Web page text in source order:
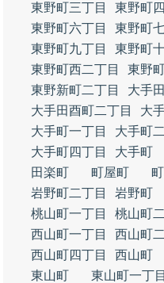
東野町三丁目
東野町
東野町六丁目
東野町
東野町九丁目
東野町
東野町西二丁目
東野
東野新町二丁目
大手
大手田酉町二丁目
大
大手町一丁目
大手町
大手町四丁目
大手町
田楽町
町屋町
岩野町二丁目
岩野町
桃山町一丁目
桃山町
西山町一丁目
西山町
西山町四丁目
西山町
東山町
東山町一丁目